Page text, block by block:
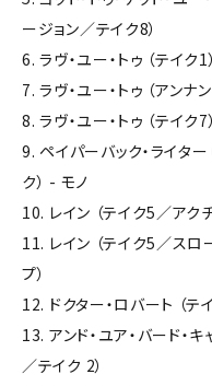
ージョン／テイク8）
6. ラヴ・ユー・トゥ （テイク1
7. ラヴ・ユー・トゥ （アンナ
8. ラヴ・ユー・トゥ （テイク7）
9. ペイパーバック・ライタ
ク） - モノ
10. レイン （テイク5／アク
11. レイン （テイク5／スロ
プ）
12. ドクター・ロバート （テ
13. アンド・ユア・バード・キ
／テイク 2）